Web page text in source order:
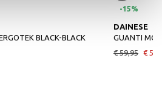
BLACK-BLACK
-15%
DAINESE
GUANTI
€ 59,95 €